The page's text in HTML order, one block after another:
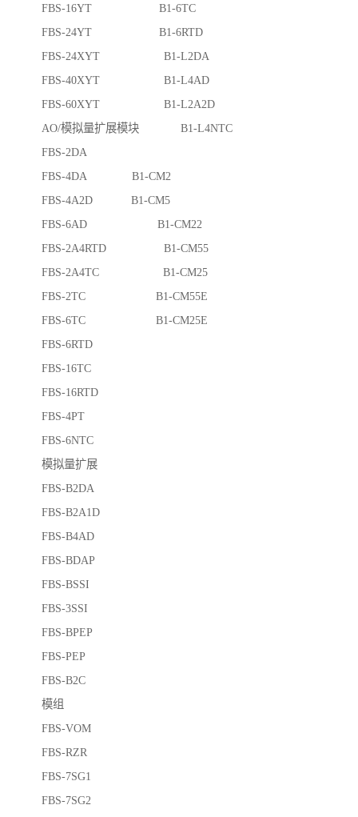
FBS-16YT B1-6TC
FBS-24YT B1-6RTD
FBS-24XYT B1-L2DA
FBS-40XYT B1-L4AD
FBS-60XYT B1-L2A2D
AO/模拟量扩展模块 B1-L4NTC
FBS-2DA
FBS-4DA B1-CM2
FBS-4A2D B1-CM5
FBS-6AD B1-CM22
FBS-2A4RTD B1-CM55
FBS-2A4TC B1-CM25
FBS-2TC B1-CM55E
FBS-6TC B1-CM25E
FBS-6RTD
FBS-16TC
FBS-16RTD
FBS-4PT
FBS-6NTC
模拟量扩展
FBS-B2DA
FBS-B2A1D
FBS-B4AD
FBS-BDAP
FBS-BSSI
FBS-3SSI
FBS-BPEP
FBS-PEP
FBS-B2C
模组
FBS-VOM
FBS-RZR
FBS-7SG1
FBS-7SG2